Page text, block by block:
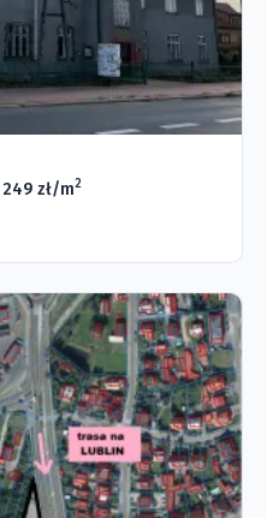
249 zł/m2